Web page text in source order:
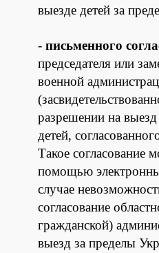
выезде детей за
- письменного
председателя или
военной
разрешении на
детей,
Такое согласование
помощью
случае
согласование
гражданской)
выезд за пределы